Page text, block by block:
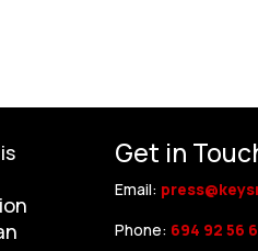
Get in
Email:
Phone: 694 92 56